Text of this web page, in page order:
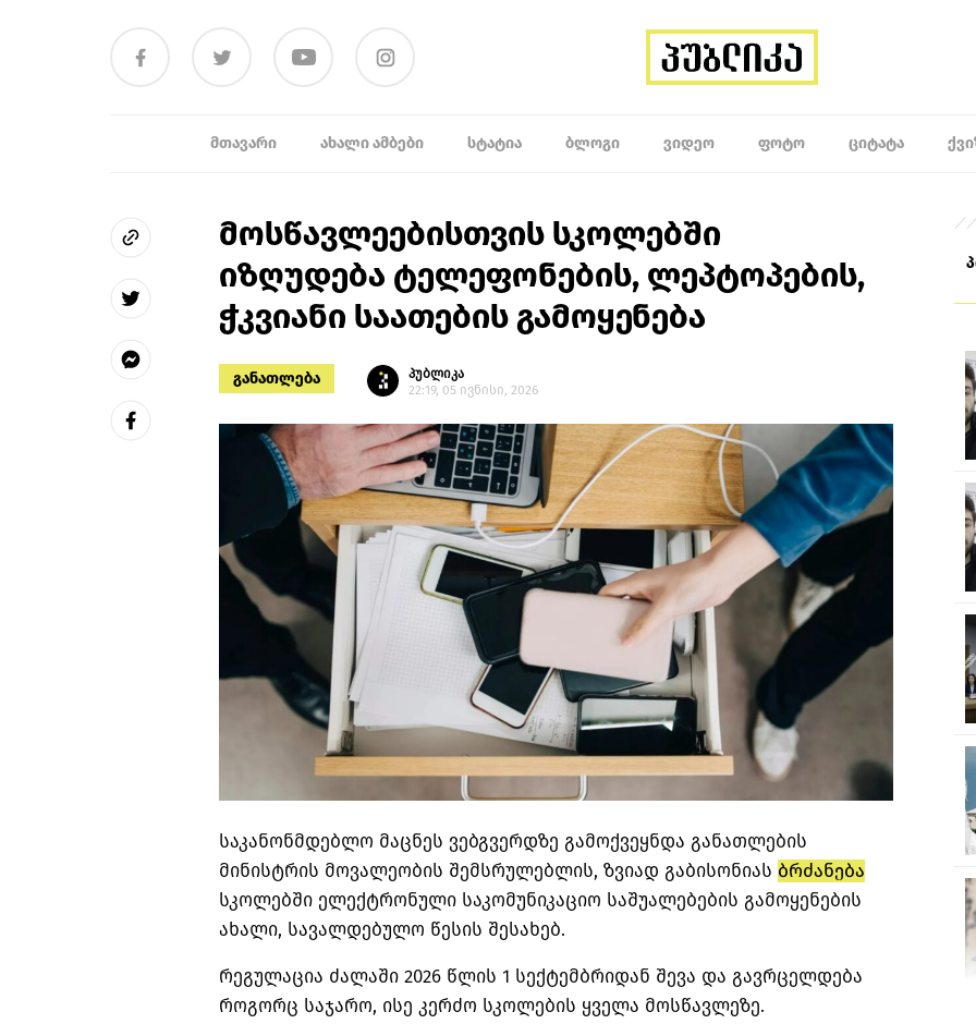
ᲛᲗᲐᲕᲐᲠᲘ ᲐᲮᲐᲚᲘ ᲐᲛᲑᲔᲑᲘ ᲡᲢᲐᲢᲘᲐ ᲑᲚᲝᲒᲘ ᲕᲘᲓᲔᲝ ᲤᲝᲢᲝ ᲪᲘᲢᲐᲢᲐ
მოსწავლეებისთვის სკოლებში
იზღუდება ტელეფონების, ლეპტოპების,
ჭკვიანი საათების გამოყენება
განათლება
პუბლიკა
22:19, 05 ივნისი, 2026
საკანონმდებლო მაცნეს ვებგვერდზე გამოქვეყნდა განათლების
მინისტრის მოვალეობის შემსრულებლის, ზვიად გაბისონიას ბრძანება
სკოლებში ელექტრონული საკომუნიკაციო საშუალებების გამოყენების
ახალი, სავალდებულო წესის შესახებ.
რეგულაცია ძალაში 2026 წლის 1 სექტემბრიდან შევა და გავრცელდება
როგორც საჯარო, ისე კერძო სკოლების ყველა მოსწავლეზე.